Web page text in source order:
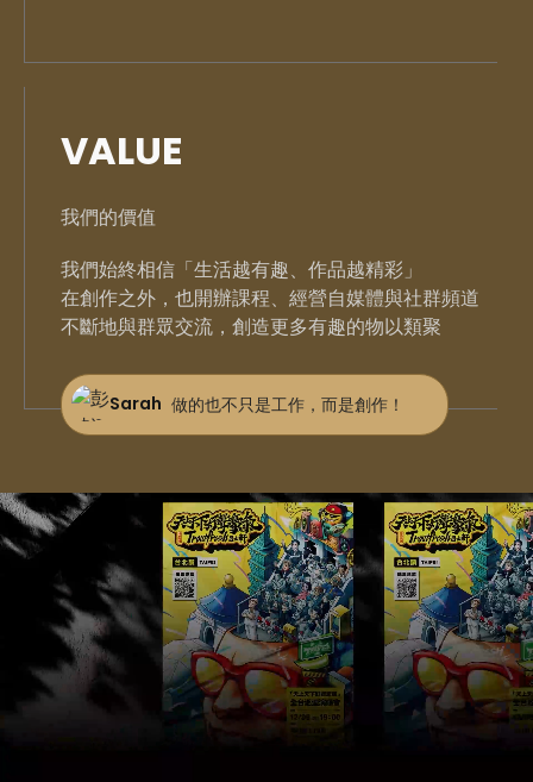
VALUE
我們的價值
我們始終相信「生活越有趣、作品越精彩」
在創作之外，也開辦課程、經營自媒體與社群頻道
不斷地與群眾交流，創造更多有趣的物以類聚
Sarah 做的也不只是工作，而是創作！